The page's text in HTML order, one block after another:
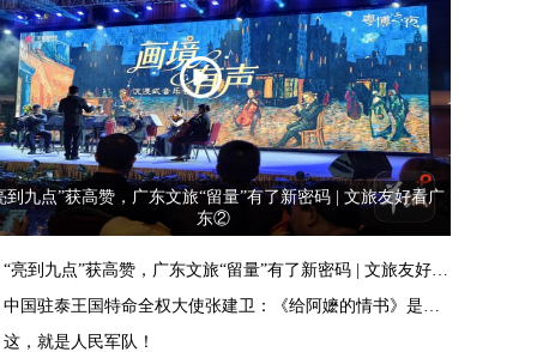
到九点”获高赞，广东文旅“留量”有了新密码 | 文旅友好看广
东②
“亮到九点”获高赞，广东文旅“留量”有了新密码 | 文旅友好看广东②
中国驻泰王国特命全权大使张建卫：《给阿嬷的情书》是讲好中国故事的好抓手
这，就是人民军队！